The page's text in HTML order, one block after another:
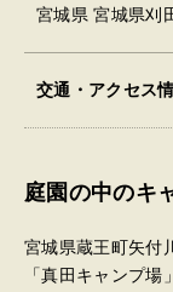
宮城県 宮城県刈
交通・アクセス
庭園の中のキ
宮城県蔵王町矢付
「真田キャンプ場」